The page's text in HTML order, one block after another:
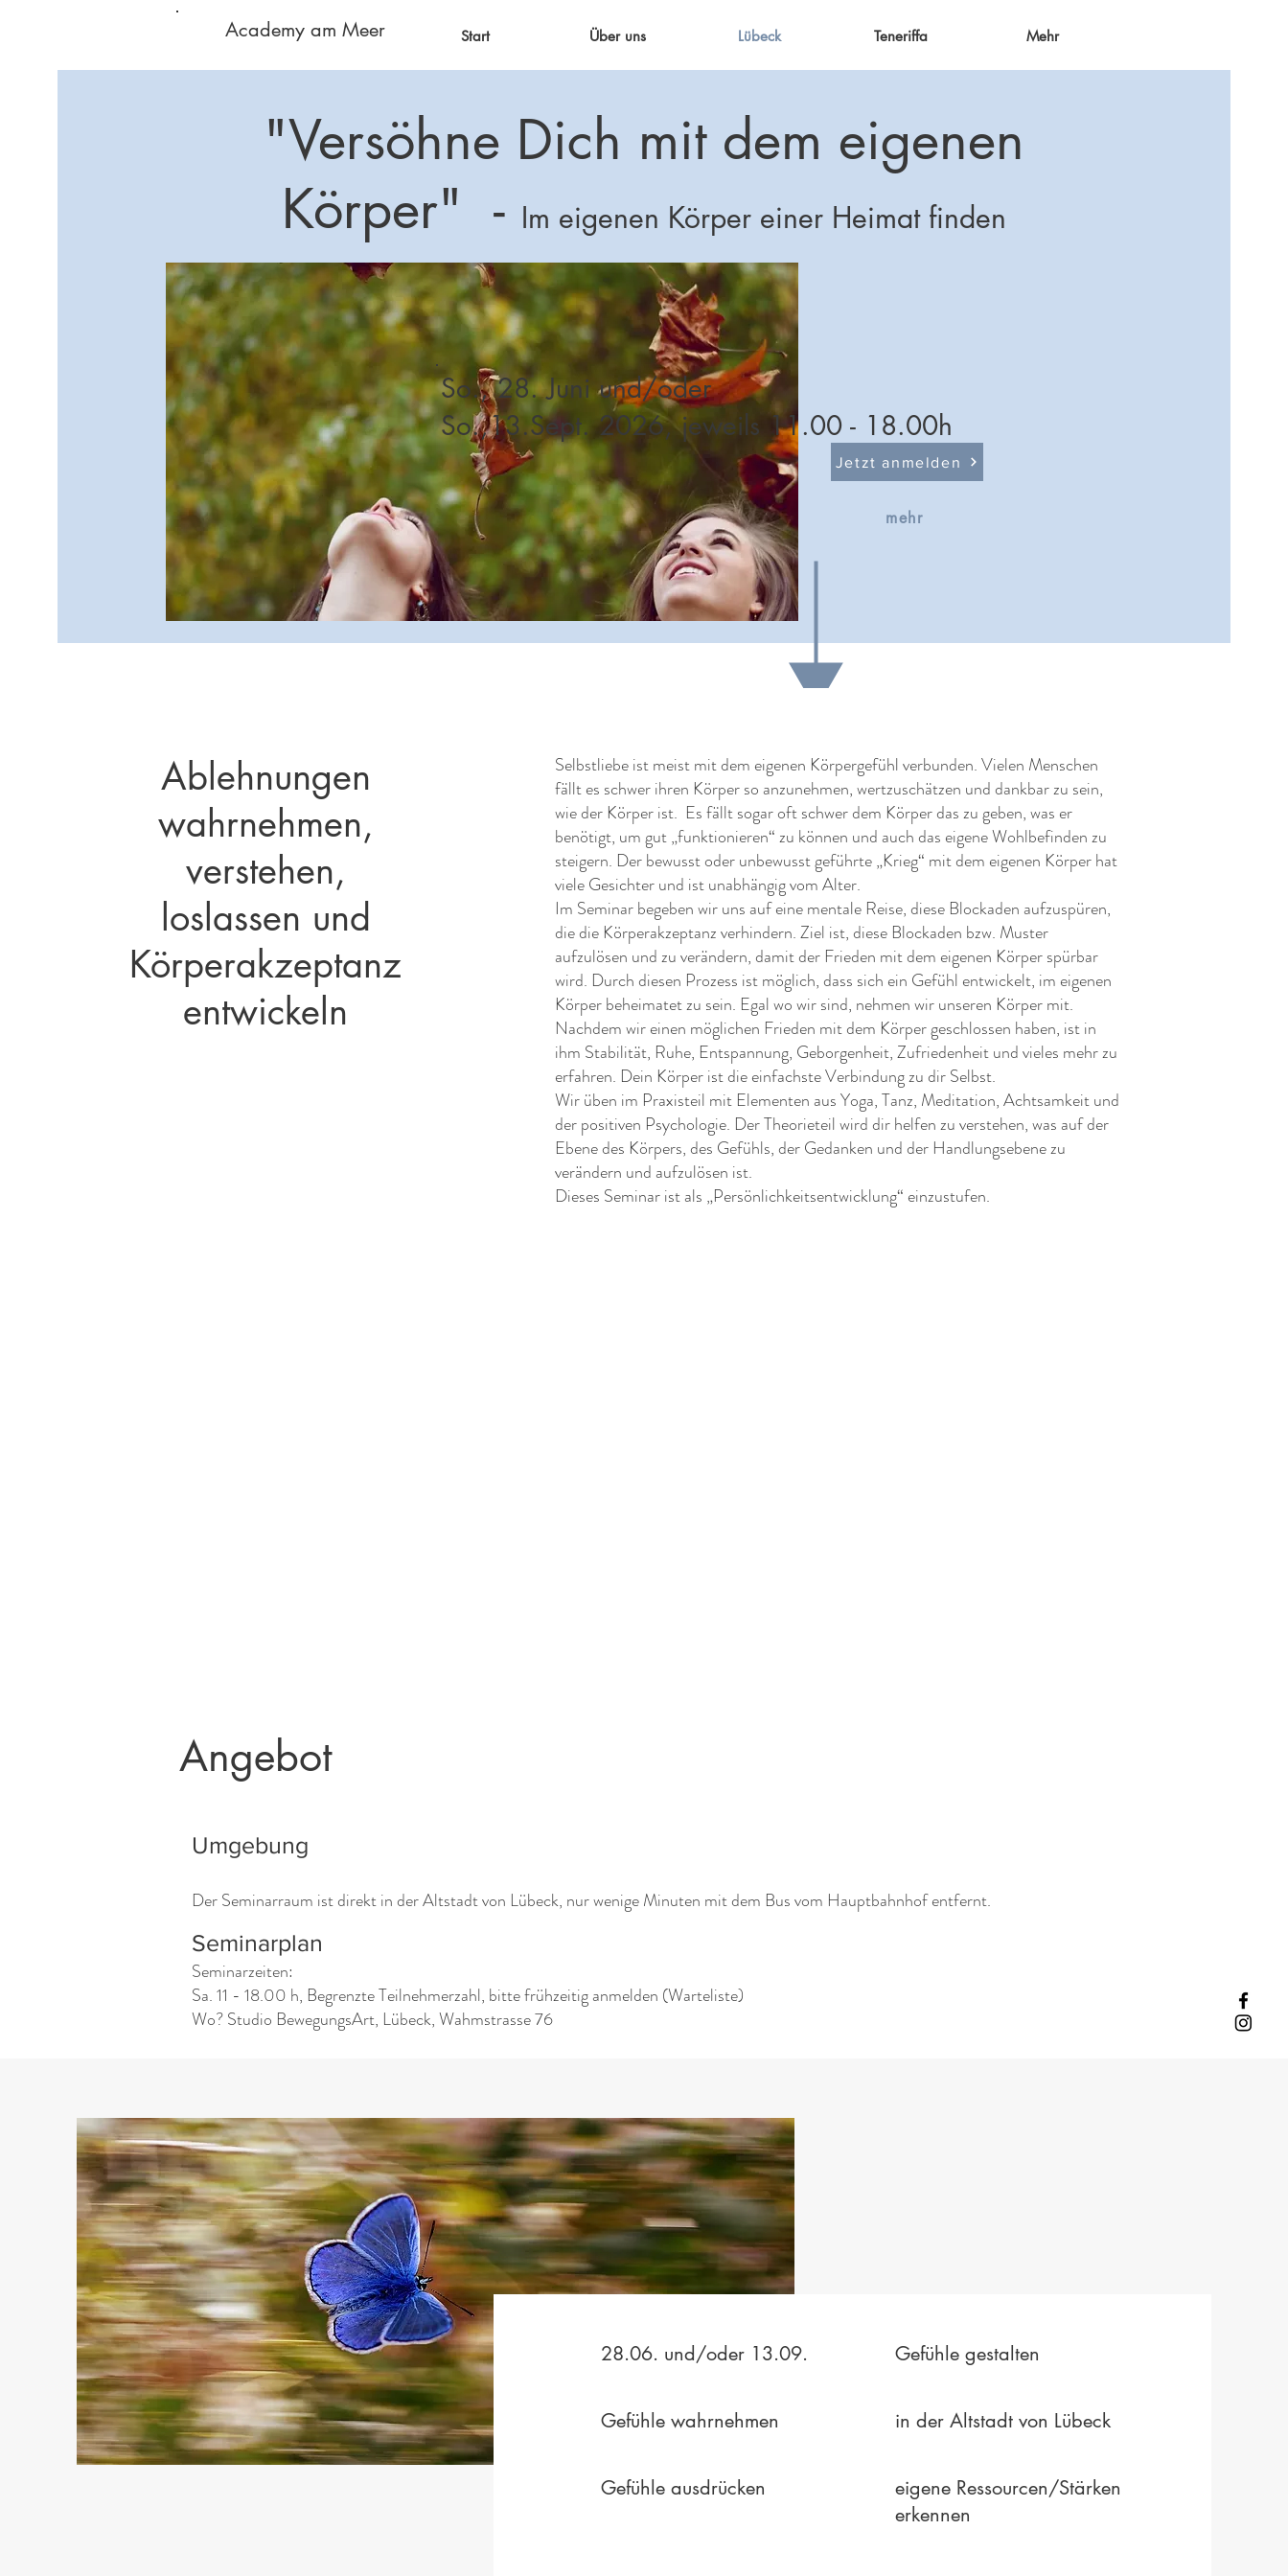
Academy am Meer Start Über uns Lübeck Teneriffa Mehr
"Versöhne Dich mit dem eigenen
Körper" - Im eigenen Körper einer Heimat finden
Jetzt anmelden
mehr
So., 28. Juni und/oder
So.,13.Sept. 2026, jeweils 11.00 - 18.00h
Ablehnungen
wahrnehmen,
verstehen,
loslassen und
Körperakzeptanz
entwickeln
Selbstliebe ist meist mit dem eigenen Körpergefühl verbunden. Vielen Menschen
fällt es schwer ihren Körper so anzunehmen, wertzuschätzen und dankbar zu sein,
wie der Körper ist. Es fällt sogar oft schwer dem Körper das zu geben, was er
benötigt, um gut „funktionieren“ zu können und auch das eigene Wohlbefinden zu
steigern. Der bewusst oder unbewusst geführte „Krieg“ mit dem eigenen Körper hat
viele Gesichter und ist unabhängig vom Alter.
Im Seminar begeben wir uns auf eine mentale Reise, diese Blockaden aufzuspüren,
die die Körperakzeptanz verhindern. Ziel ist, diese Blockaden bzw. Muster
aufzulösen und zu verändern, damit der Frieden mit dem eigenen Körper spürbar
wird. Durch diesen Prozess ist möglich, dass sich ein Gefühl entwickelt, im eigenen
Körper beheimatet zu sein. Egal wo wir sind, nehmen wir unseren Körper mit.
Nachdem wir einen möglichen Frieden mit dem Körper geschlossen haben, ist in
ihm Stabilität, Ruhe, Entspannung, Geborgenheit, Zufriedenheit und vieles mehr zu
erfahren. Dein Körper ist die einfachste Verbindung zu dir Selbst.
Wir üben im Praxisteil mit Elementen aus Yoga, Tanz, Meditation, Achtsamkeit und
der positiven Psychologie. Der Theorieteil wird dir helfen zu verstehen, was auf der
Ebene des Körpers, des Gefühls, der Gedanken und der Handlungsebene zu
verändern und aufzulösen ist.
Dieses Seminar ist als „Persönlichkeitsentwicklung“ einzustufen.
Angebot
Umgebung
Der Seminarraum ist direkt in der Altstadt von Lübeck, nur wenige Minuten mit dem Bus vom Hauptbahnhof entfernt.
Seminarplan
Seminarzeiten:
Sa. 11 - 18.00 h, Begrenzte Teilnehmerzahl, bitte frühzeitig anmelden (Warteliste)
Wo? Studio BewegungsArt, Lübeck, Wahmstrasse 76
28.06. und/oder 13.09.
Gefühle wahrnehmen
Gefühle ausdrücken
Gefühle gestalten
in der Altstadt von Lübeck
eigene Ressourcen/Stärken
erkennen